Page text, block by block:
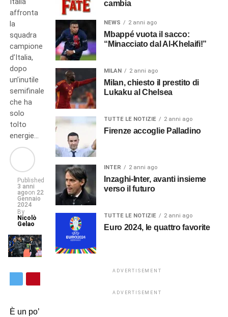
Italia
affronta
la
squadra
campione
d’Italia,
dopo
un’inutile
semifinale
che ha
solo
tolto
energie…
Published
3 anni
agoon 22
Gennaio
2024
By
Nicolò
Gelao
È un po’
cambia
NEWS 2 anni ago
Mbappé vuota il sacco:
“Minacciato dal Al-Khelaifi!”
MILAN 2 anni ago
Milan, chiesto il prestito di
Lukaku al Chelsea
TUTTE LE NOTIZIE 2 anni ago
Firenze accoglie Palladino
INTER 2 anni ago
Inzaghi-Inter, avanti insieme
verso il futuro
TUTTE LE NOTIZIE 2 anni ago
Euro 2024, le quattro favorite
ADVERTISEMENT
ADVERTISEMENT